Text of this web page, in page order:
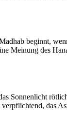
beginnt,
Meinung des
Sonnenlicht
das